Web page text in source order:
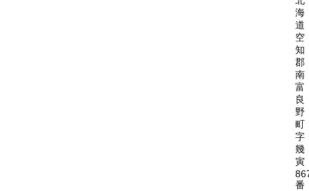
海
道
空
知
郡
南
富
良
野
町
字
幾
寅
番